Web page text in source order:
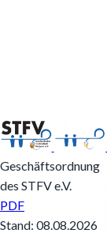
Geschäftsordnung
des STFV e.V.
PDF
Stand: 08.08.2026